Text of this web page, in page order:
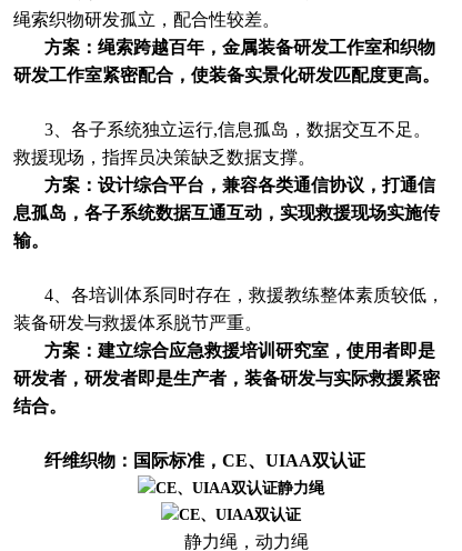
绳索织物研发孤立，配合性较差。
方案：绳索跨越百年，金属装备研发工作室和织物
研发工作室紧密配合，使装备实景化研发匹配度更高。
3、各子系统独立运行,信息孤岛，数据交互不足。
救援现场，指挥员决策缺乏数据支撑。
方案：设计综合平台，兼容各类通信协议，打通信
息孤岛，各子系统数据互通互动，实现救援现场实施传
输。
4、各培训体系同时存在，救援教练整体素质较低，
装备研发与救援体系脱节严重。
方案：建立综合应急救援培训研究室，使用者即是
研发者，研发者即是生产者，装备研发与实际救援紧密
结合。
纤维织物：国际标准，CE、UIAA双认证
静力绳，动力绳